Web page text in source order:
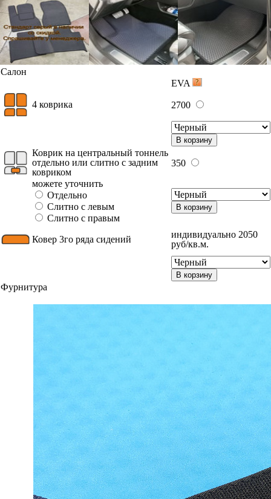
Салон
EVA
4 коврика 2700
В корзину
Коврик на центральный тоннель
отдельно или слитно с задним
ковриком
350
можете уточнить
Отдельно
Слитно с левым
Слитно с правым
В корзину
Ковер 3го ряда сидений
индивидуально 2050
руб/кв.м.
В корзину
Фурнитура